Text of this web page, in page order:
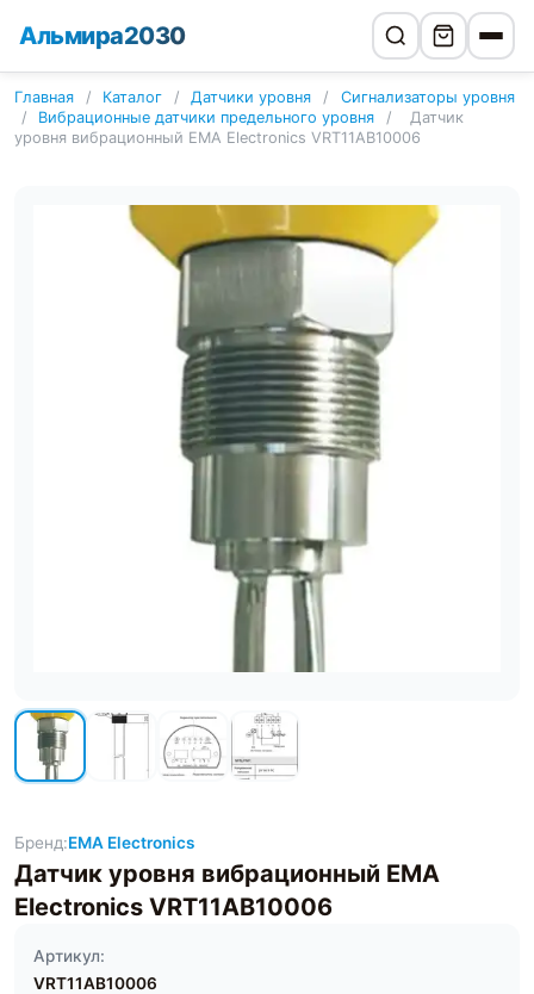
Альмира2030
Главная / Каталог / Датчики уровня /
Сигнализаторы уровня
/
Вибрационные датчики предельного уровня /
Датчик
уровня вибрационный EMA Electronics VRT11AB10006
Бренд:EMA Electronics
Датчик уровня вибрационный EMA
Electronics VRT11AB10006
Артикул:
VRT11AB10006